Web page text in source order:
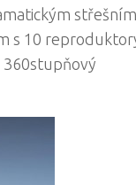
střešním
s 10
360stupňový